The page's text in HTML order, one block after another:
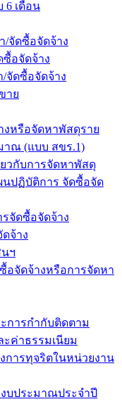
6 เดือน
/จัดซื้อจัดจ้าง
อจัดจ้าง
จัดซื้อจัดจ้าง
าย
งหรือจัดหาพัสดุราย
าณ (แบบ สขร.1)
วกับการจัดหาพัสดุ
ปฏิบัติการ จัดซื้อจัด
จัดซื้อจัดจ้าง
จ้าง
ฯ
อจัดจ้างหรือการจัดหา
การกำกับติดตาม
ค่าธรรมเนียม
การทุจริตในหน่วยงาน
บประมาณประจำปี